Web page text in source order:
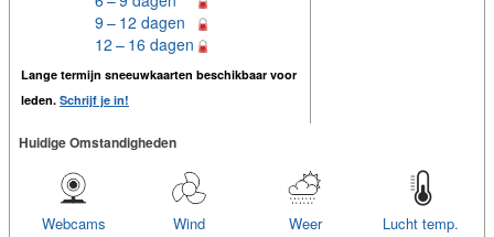
9 – 12 dagen
12 – 16 dagen
Lange termijn sneeuwkaarten beschikbaar voor
leden. Schrijf je in!
Huidige Omstandigheden
Lucht temp.
Weer
Wind
Webcams